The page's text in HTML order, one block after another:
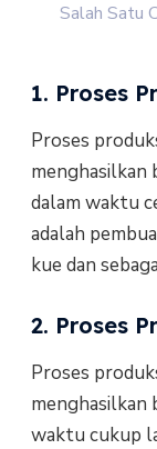
Salah Satu
1. Proses
Proses
menghasilkan
dalam waktu
adalah
kue dan
2. Proses
Proses
menghasilkan
waktu cukup